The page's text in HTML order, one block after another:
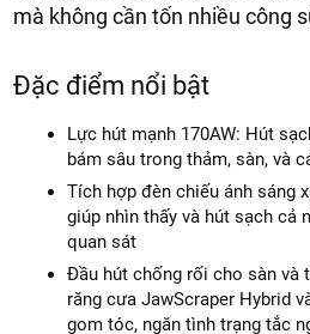
Hồ trợ thanh toán trực tuyến,
mà không cần tốn nhiều công
Đặc điểm nổi bật
Lực hút mạnh 170AW: Hút
bám sâu trong thảm, sàn, và
Tích hợp đèn chiếu ánh sáng
giúp nhìn thấy và hút sạch cả
quan sát
Đầu hút chống rối cho sàn và
răng cưa JawScraper Hybrid
gom tóc, ngăn tình trạng tắc